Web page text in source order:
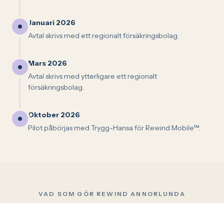
Januari 2026
Avtal skrivs med ett regionalt försäkringsbolag.
Mars 2026
Avtal skrivs med ytterligare ett regionalt
försäkringsbolag.
Oktober 2026
Pilot påbörjas med Trygg-Hansa för Rewind Mobile™.
VAD SOM GÖR REWIND ANNORLUNDA